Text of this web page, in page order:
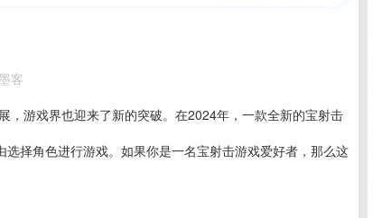
客
游戏界也迎来了新的突破。在2024年，一款全新的宝射击
择角色进行游戏。如果你是一名宝射击游戏爱好者，那么这